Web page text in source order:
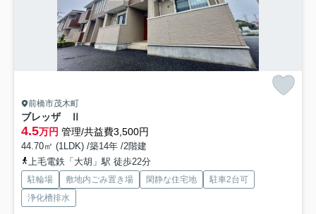
前橋市茂木町
ブレッザ Ⅱ
4.5万円 管理/共益費3,500円
44.70㎡ (1LDK) /築14年 /2階建
上毛電鉄「大胡」駅 徒歩22分
駐輪場 敷地内ごみ置き場 閑静な住宅地
駐車2台可
浄化槽排水